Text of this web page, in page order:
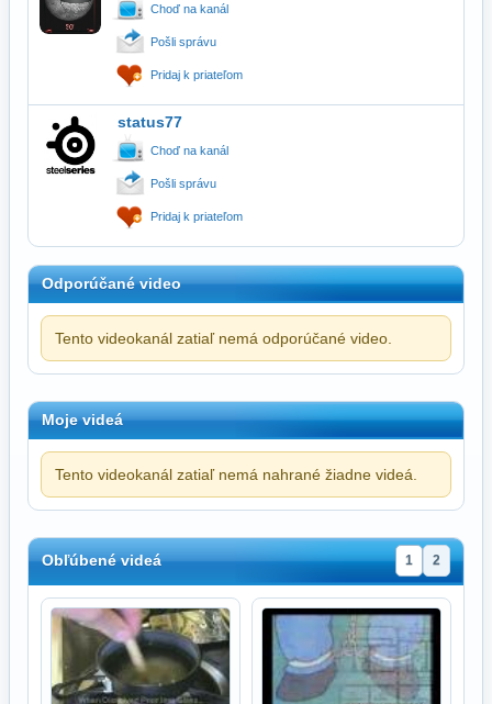
Choď na kanál
Pošli správu
Pridaj k priateľom
status77
Choď na kanál
Pošli správu
Pridaj k priateľom
Odporúčané video
Tento videokanál zatiaľ nemá odporúčané video.
Moje videá
Tento videokanál zatiaľ nemá nahrané žiadne videá.
Obľúbené videá 1 2